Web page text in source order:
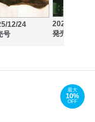
12/24
号
2025/10/24
発売号
最大
10%
OFF